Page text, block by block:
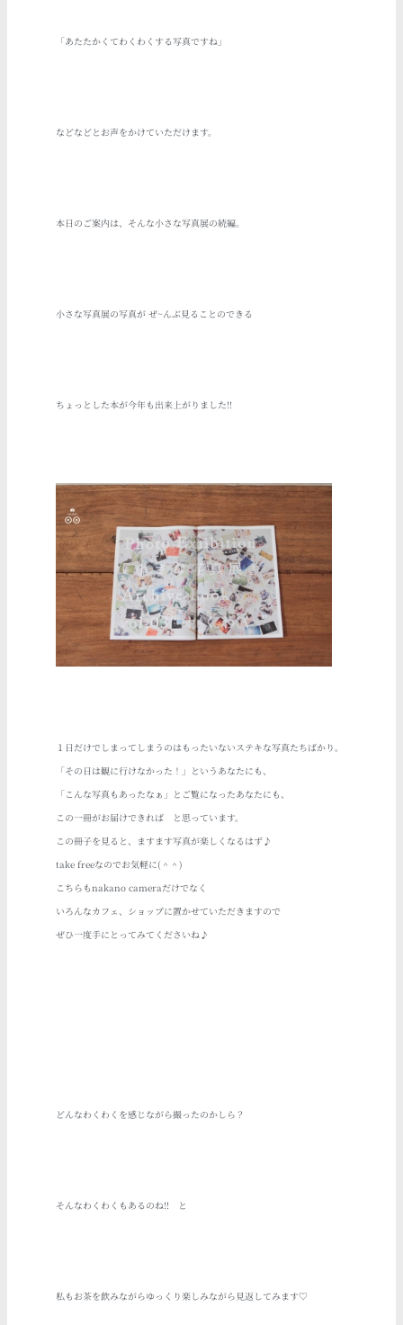
「あたたかくてわくわくする写真ですね」
などなどとお声をかけていただけます。
本日のご案内は、そんな小さな写真展の続編。
小さな写真展の写真が ぜ~んぶ見ることのできる
ちょっとした本が今年も出来上がりました!!
１日だけでしまってしまうのはもったいないステキな写真たちばかり。
「その日は観に行けなかった！」というあなたにも、
「こんな写真もあったなぁ」とご覧になったあなたにも、
この一冊がお届けできれば と思っています。
この冊子を見ると、ますます写真が楽しくなるはず♪
take freeなのでお気軽に(＾＾)
こちらもnakano cameraだけでなく
いろんなカフェ、ショップに置かせていただきますので
ぜひ一度手にとってみてくださいね♪
どんなわくわくを感じながら撮ったのかしら？
そんなわくわくもあるのね!! と
私もお茶を飲みながらゆっくり楽しみながら見返してみます♡